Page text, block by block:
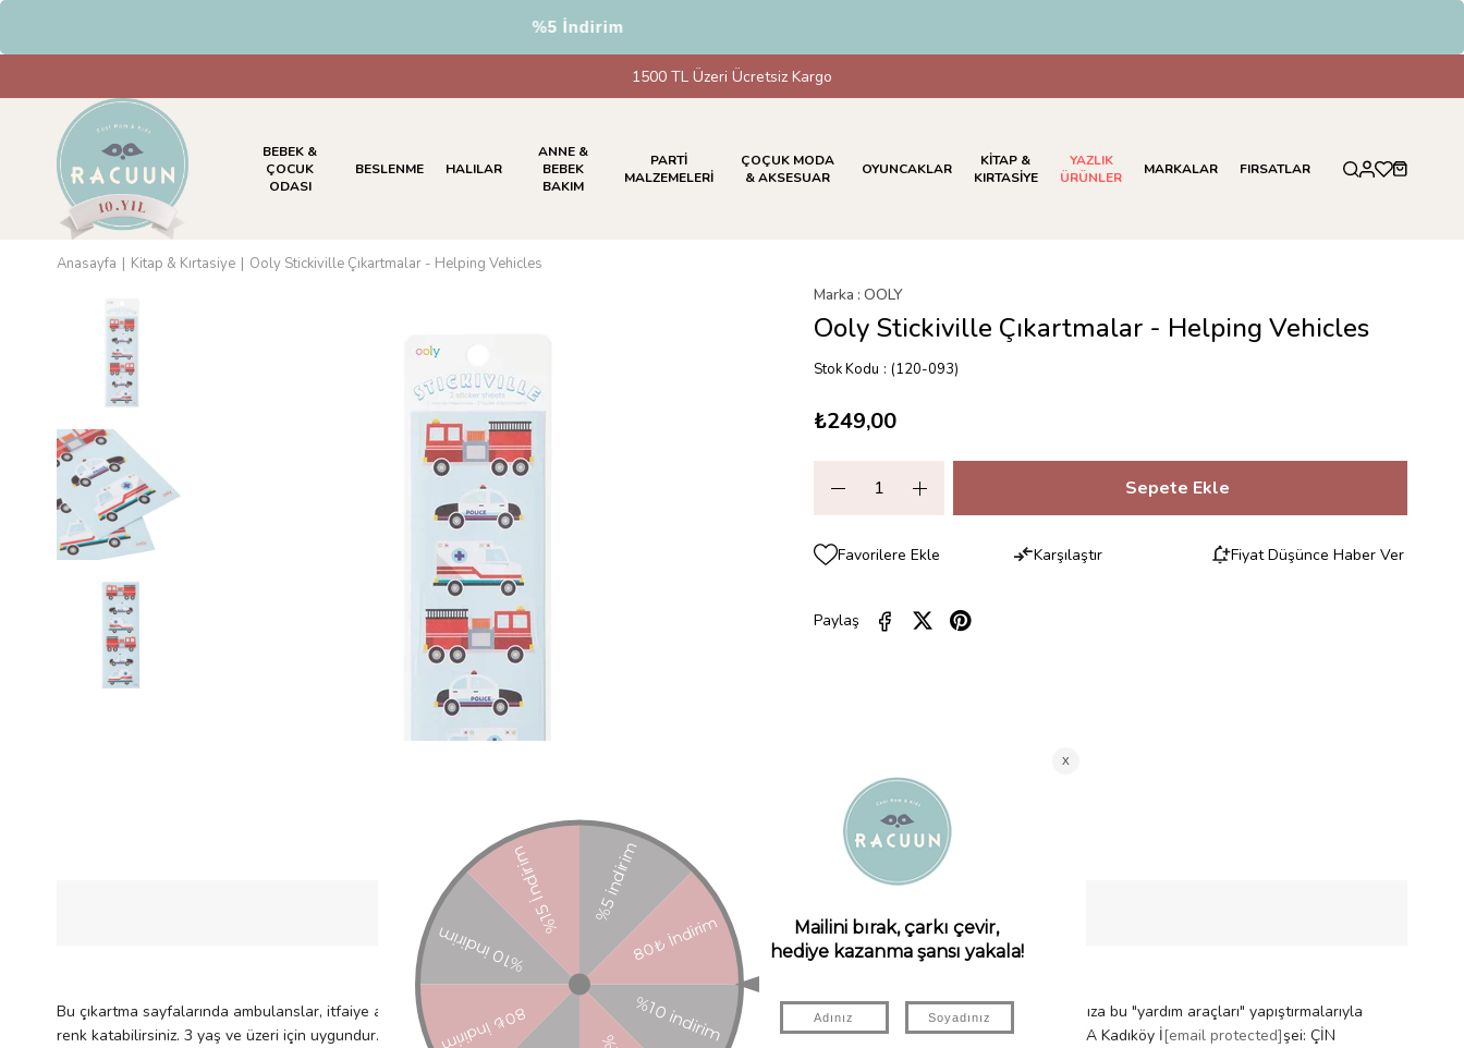
HAVALE & EFT Ödemelerinde %5 İndirim
1500 TL Üzeri Ücretsiz Kargo
BEBEK &
ÇOCUK
ODASI
BESLENME HALILAR
ANNE &
BEBEK
BAKIM
PARTİ
MALZEMELERİ
ÇOÇUK MODA
& AKSESUAR
OYUNCAKLAR
KİTAP &
KIRTASİYE
YAZLIK
ÜRÜNLER
MARKALAR FIRSATLAR
Anasayfa Kitap & Kırtasiye Ooly Stickiville Çıkartmalar - Helping Vehicles
Marka : OOLY
Ooly Stickiville Çıkartmalar - Helping Vehicles
Stok Kodu (120-093)
₺249,00
Favorilere Ekle Karşılaştır Fiyat Düşünce Haber Ver
Paylaş
ÜRÜN ÖZELLIKLERI YORUMLAR ÖDEME SEÇENEKLERI ÜRÜN ÖNERILERI
Bu çıkartma sayfalarında ambulanslar, itfaiye araçları ve polis çıkartmaları bir arada! Günlüğünüze, ajandanıza, not defterlerinize ve beslenme çantanıza bu "yardım araçları" yapıştırmalarıyla
renk katabilirsiniz. 3 yaş ve üzeri için uygundur. İthalatçı Firma Bilgileri: Petitmag İletişim ve Ticaret Limited Şirketi Fenerbahçe Mah. Lalezar Sok. No:3/A Kadıköy İ[email protected]şei: ÇİN